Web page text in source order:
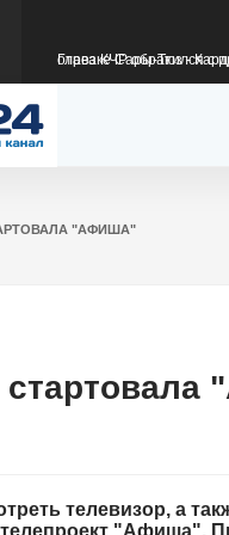
Глава КЧР Рашид
содействия занятости в
Глава КЧР:
"АФИША"
телевизор, а
"Афиша".